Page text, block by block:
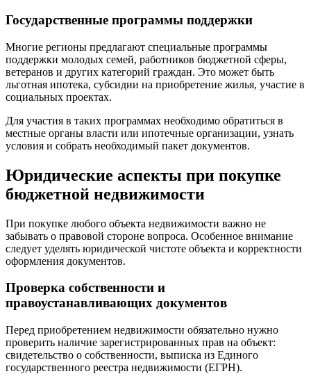
Государственные программы поддержки
Многие регионы предлагают специальные программы
поддержки молодых семей, работников бюджетной сферы,
ветеранов и других категорий граждан. Это может быть
льготная ипотека, субсидии на приобретение жилья, участие в
социальных проектах.
Для участия в таких программах необходимо обратиться в
местные органы власти или ипотечные организации, узнать
условия и собрать необходимый пакет документов.
Юридические аспекты при покупке
бюджетной недвижимости
При покупке любого объекта недвижимости важно не
забывать о правовой стороне вопроса. Особенное внимание
следует уделять юридической чистоте объекта и корректности
оформления документов.
Проверка собственности и
правоустанавливающих документов
Перед приобретением недвижимости обязательно нужно
проверить наличие зарегистрированных прав на объект:
свидетельство о собственности, выписка из Единого
государственного реестра недвижимости (ЕГРН).